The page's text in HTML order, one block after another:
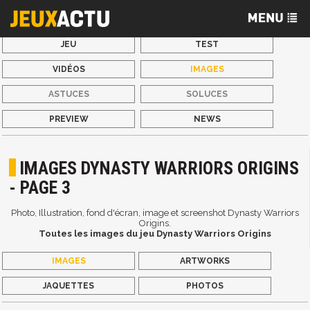
JEU TEST
VIDÉOS IMAGES
ASTUCES SOLUCES
PREVIEW NEWS
IMAGES DYNASTY WARRIORS ORIGINS
- PAGE 3
Photo, Illustration, fond d'écran, image et screenshot Dynasty Warriors
Origins.
Toutes les images du jeu Dynasty Warriors Origins
IMAGES ARTWORKS
JAQUETTES PHOTOS